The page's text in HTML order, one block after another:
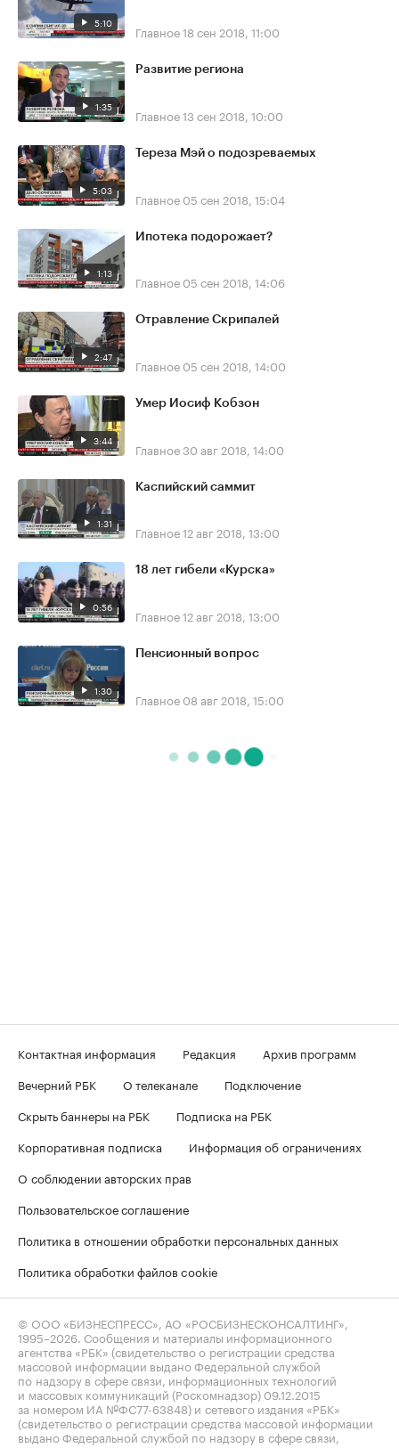
5:10 Главное18 сен 2018, 11:00
1:35
Развитие региона
Главное13 сен 2018, 10:00
5:03
Тереза Мэй о подозреваемых
Главное 05 сен 2018, 15:04
1:13
Ипотека подорожает?
Главное 05 сен 2018, 14:06
2:47
Отравление Скрипалей
Главное 05 сен 2018, 14:00
3:44
Умер Иосиф Кобзон
Главное30 авг 2018, 14:00
1:31
Каспийский саммит
Главное12 авг 2018, 13:00
0:56
18 лет гибели «Курска»
Главное12 авг 2018, 13:00
1:30
Пенсионный вопрос
Главное 08 авг 2018, 15:00
Контактная информация Редакция
Архив программ
Вечерний РБК
О телеканале
Подключение
Скрыть баннеры на РБК
Подписка на РБК
Корпоративная подписка
Информация об ограничениях
О соблюдении авторских прав
Пользовательское соглашение
Политика в отношении обработки персональных данных
Политика обработки файлов cookie
© ООО «БИЗНЕСПРЕСС», АО «РОСБИЗНЕСКОНСАЛТИНГ»,
1995–2026 . Сообщения и материалы информационного
агентства «РБК» (свидетельство о регистрации средства
массовой информации выдано Федеральной службой
по надзору в сфере связи, информационных технологий
и массовых коммуникаций (Роскомнадзор) 09.12.2015
за номером ИА №ФС77-63848) и сетевого издания «РБК»
(свидетельство о регистрации средства массовой информации
выдано Федеральной службой по надзору в сфере связи,